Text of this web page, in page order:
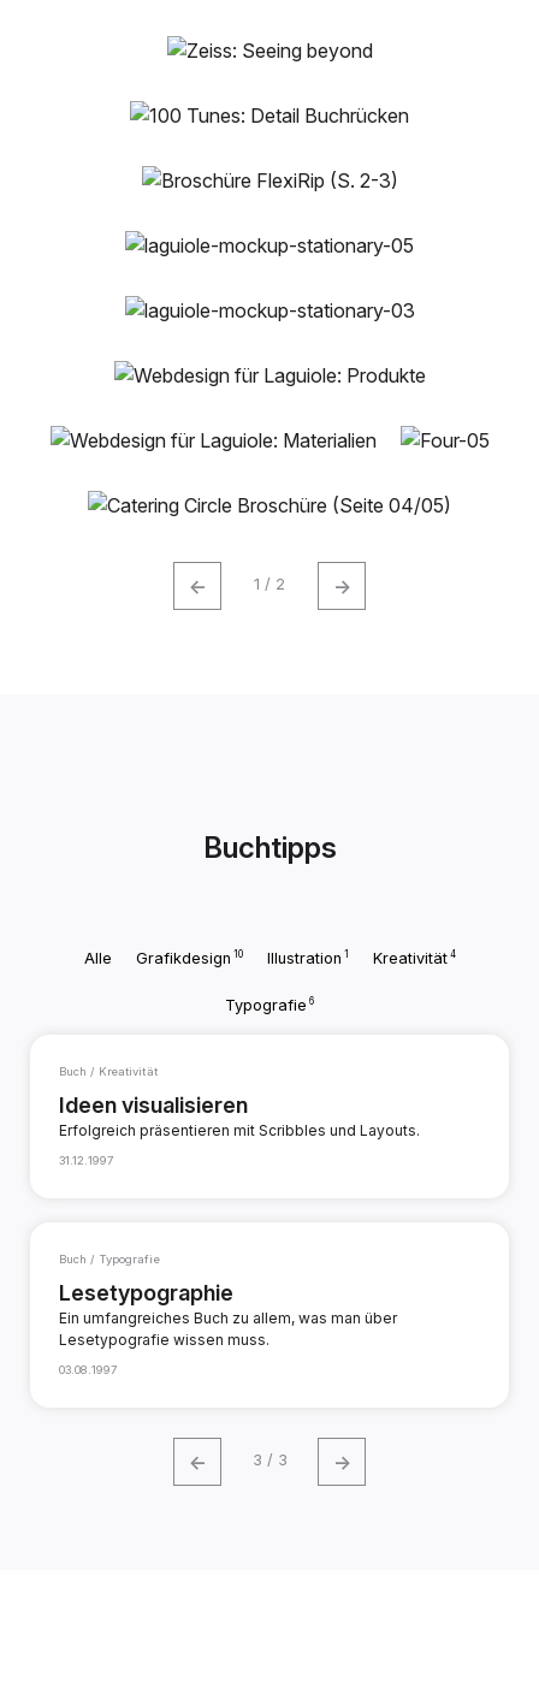
← 1 / 2 →
Buchtipps
Alle Grafikdesign 10 Illustration 1 Kreativität4
Typografie 6
Buch / Kreativität
Ideen visualisieren
Erfolgreich präsentieren mit Scribbles und Layouts.
31.12.1997
Buch / Typografie
Lesetypographie
Ein umfangreiches Buch zu allem, was man über
Lesetypografie wissen muss.
03.08.1997
← 3 / 3 →